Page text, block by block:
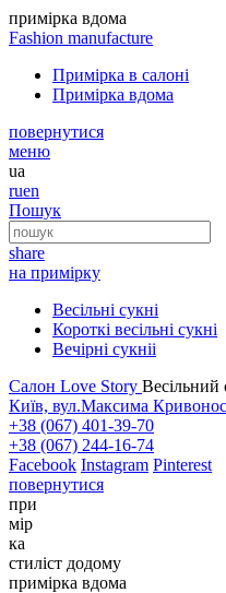
примiрка вдома
Fashion manufacture
Примірка в салоні
Примірка вдома
повернутися
меню
ua
ruen
Пошук
share
на примірку
Весільні сукні
Короткі весільні сукні
Вечірні сукніі
Салон Love Story Весільний
Київ, вул.Максима
+38 (067) 401-39-70
+38 (067) 244-16-74
Facebook Instagram Pinterest
повернутися
при
мір
ка
стиліст додому
примiрка вдома